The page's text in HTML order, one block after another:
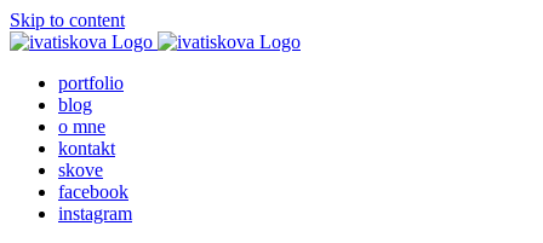
Skip to content
portfolio
blog
o mne
kontakt
skove
facebook
instagram